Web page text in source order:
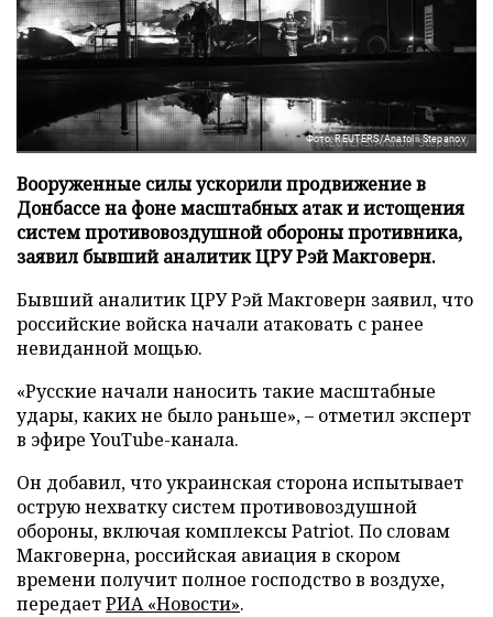
Фото: REUTERS/Anatolii Stepanov
Вооруженные силы ускорили продвижение в
Донбассе на фоне масштабных атак и истощения
систем противовоздушной обороны противника,
заявил бывший аналитик ЦРУ Рэй Макговерн.
Бывший аналитик ЦРУ Рэй Макговерн заявил, что
российские войска начали атаковать с ранее
невиданной мощью.
«Русские начали наносить такие масштабные
удары, каких не было раньше», – отметил эксперт
в эфире YouTube-канала.
Он добавил, что украинская сторона испытывает
острую нехватку систем противовоздушной
обороны, включая комплексы Patriot. По словам
Макговерна, российская авиация в скором
времени получит полное господство в воздухе,
передаетРИА «Новости».